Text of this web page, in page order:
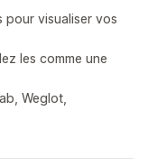
pour visualiser vos
les comme une
Weglot,